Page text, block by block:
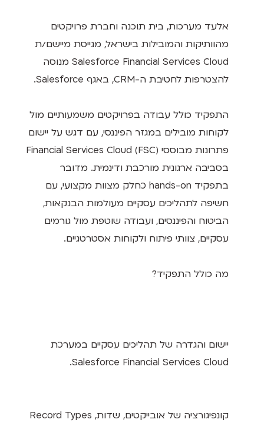
אלעד מערכות, בית תוכנה וחברת פרויקטים
מהוותיקות והמובילות בישראל, מגייסת מיישם/ת
Salesforce Financial Services Cloud מנוסה
להצטרפות לחטיבת ה-CRM, באגף Salesforce.
התפקיד כולל עבודה בפרויקטים משמעותיים מול
לקוחות מובילים במגזר הפיננסי, עם דגש על יישום
פתרונות מבוססי Financial Services Cloud (FSC)
בסביבה ארגונית מורכבת ודינמית. מדובר
בתפקיד hands-on כחלק מצוות מקצועי, עם
חשיפה לתהליכים עסקיים מעולמות הבנקאות,
הביטוח והפיננסים, ועבודה שוטפת מול גורמים
עסקיים, צוותי פיתוח ולקוחות אסטרטגיים.
מה כולל התפקיד?
יישום והגדרה של תהליכים עסקיים במערכת
Salesforce Financial Services Cloud.
קונפיגורציה של אובייקטים, שדות, Record Types